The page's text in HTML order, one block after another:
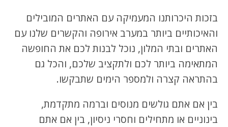
בזכות היכרותנו המעמיקה עם האתרים המובילים
והאיכותיים ביותר במערב אירופה והקשרים שלנו עם
האתרים ובתי המלון, נוכל לבנות לכם את החופשה
המתאימה ביותר לכם ולתקציב שלכם, והכל גם
בהתראה קצרה ולמספר הימים שתבקשו.
בין אם אתם גולשים מנוסים וברמה מתקדמת,
בינוניים או מתחילים וחסרי ניסיון, בין אם אתם